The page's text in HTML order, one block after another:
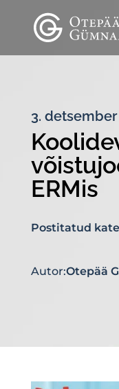
3. detsember
ERMis
Postitatud
Autor:Otepää